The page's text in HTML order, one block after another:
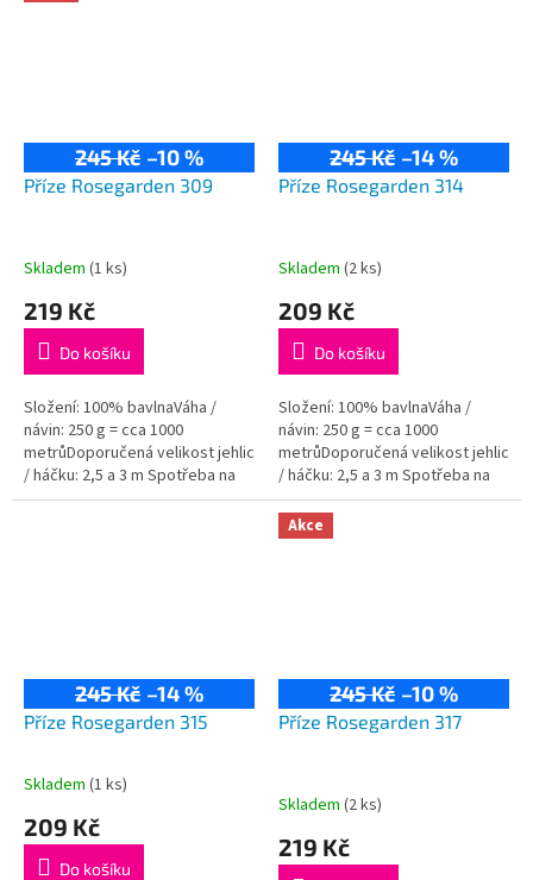
245 Kč –10 %
Příze Rosegarden 309
Skladem (1 ks)
219 Kč
Do košíku
Složení: 100% bavlnaVáha /
návin: 250 g = cca 1000
metrůDoporučená velikost jehlic
/ háčku: 2,5 a 3 m Spotřeba na
dámský svetřík je přibližně 500
245 Kč –14 %
Příze Rosegarden 314
Skladem (2 ks)
209 Kč
Do košíku
Složení: 100% bavlnaVáha /
návin: 250 g = cca 1000
metrůDoporučená velikost jehlic
/ háčku: 2,5 a 3 m Spotřeba na
dámský svetřík je přibližně 500
g.
245 Kč –14 %
Příze Rosegarden 315
Průměrné
produktu
Skladem (1 ks)
209 Kč
Do košíku
Akce
245 Kč –10 %
Příze Rosegarden 317
Skladem (2 ks)
219 Kč